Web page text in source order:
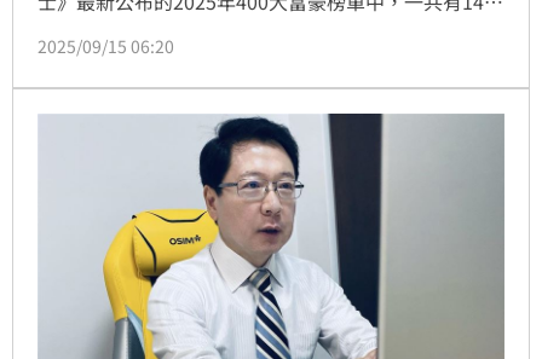
50歲，遠比榜單整體平均70歲還年輕整整一輪。他們
美金資產，震撼市場。
2025/09/15 06:20